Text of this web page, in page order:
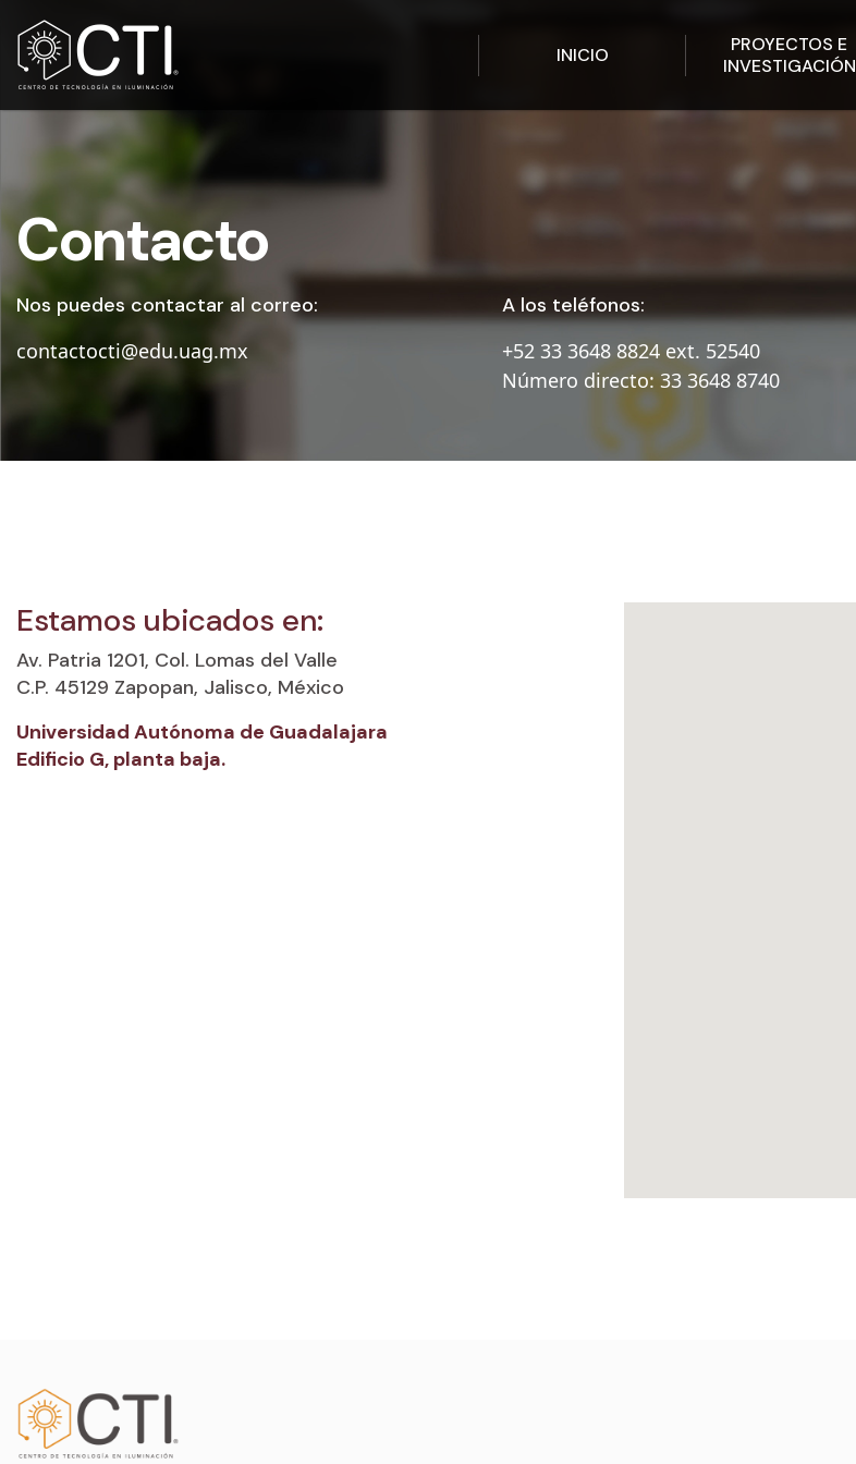
INICIO
PROYECTOS E
INVESTIGACIÓN
Contacto
Nos puedes contactar al correo:
contactocti@edu.uag.mx
A los teléfonos:
+52 33 3648 8824 ext. 52540
Número directo: 33 3648 8740
Estamos ubicados en:
Av. Patria 1201, Col. Lomas del Valle
C.P. 45129 Zapopan, Jalisco, México
Universidad Autónoma de Guadalajara
Edificio G, planta baja.